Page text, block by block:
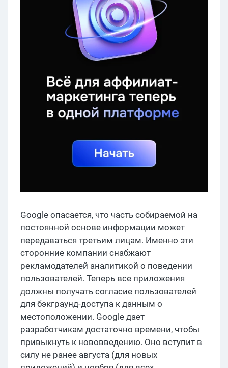
Google опасается, что часть собираемой на
постоянной основе информации может
передаваться третьим лицам. Именно эти
сторонние компании снабжают
рекламодателей аналитикой о поведении
пользователей. Теперь все приложения
должны получать согласие пользователей
для бэкграунд-доступа к данным о
местоположении. Google дает
разработчикам достаточно времени, чтобы
привыкнуть к нововведению. Оно вступит в
силу не ранее августа (для новых